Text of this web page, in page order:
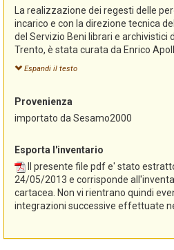
La realizzazione dei regesti delle
incarico e con la direzione tecnica
del Servizio Beni librari e archivistici
Trento, è stata curata da Enrico
Stefania Franzoi; Monica Paoli;
2000.
"Sesamo", è stato successivamente
"Sesamo 2000" e pubblicato in
L'importazione in AST-Sistema
del Trentino e la conseguente
curate dalla Soprintendenza per i
archeologici con la collaborazione di
Tomasoni e Maria Letizia Tonelli
Espandi il testo
Provenienza
importato da Sesamo2000
Esporta l'inventario
Il presente file pdf e' stato
24/05/2013 e corrisponde
cartacea. Non vi rientrano quindi
integrazioni successive effettuate